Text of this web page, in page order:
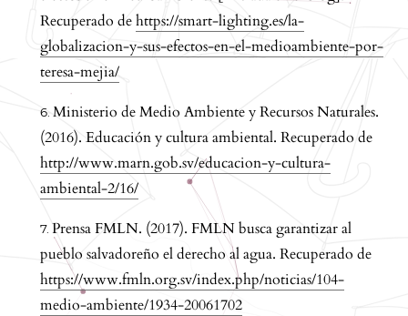
Recuperado dehttps://smart-lighting.es/la-
globalizacion-y-sus-efectos-en-el-medioambiente-por-
teresa-mejia/
Ministerio de Medio Ambiente y Recursos Naturales.
(2016). Educación y cultura ambiental. Recuperado de
http://www.marn.gob.sv/educacion-y-cultura-
ambiental-2/16/
Prensa FMLN. (2017). FMLN busca garantizar al
pueblo salvadoreño el derecho al agua. Recuperado de
https://www.fmln.org.sv/index.php/noticias/104-
medio-ambiente/1934-20061702